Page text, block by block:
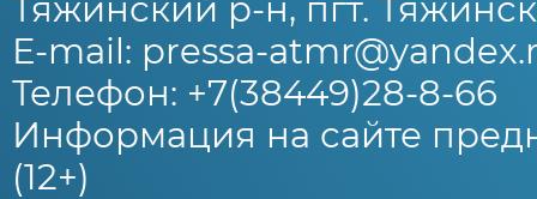
Тяжинский р-н, пгт.
E-mail: pressa-
Телефон: +7(38449)28-8-66
Информация на сайте
(12+)